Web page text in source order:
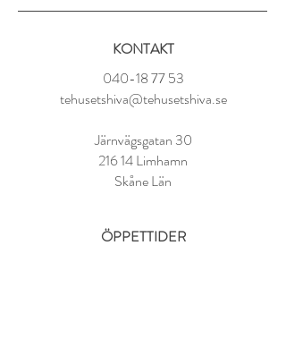
KONTAKT
040-18 77 53
tehusetshiva@tehusetshiva.se
Järnvägsgatan 30
216 14 Limhamn
Skåne Län
ÖPPETTIDER